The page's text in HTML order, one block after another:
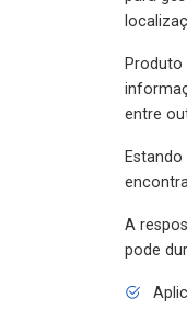
Produto
entre
A
pode